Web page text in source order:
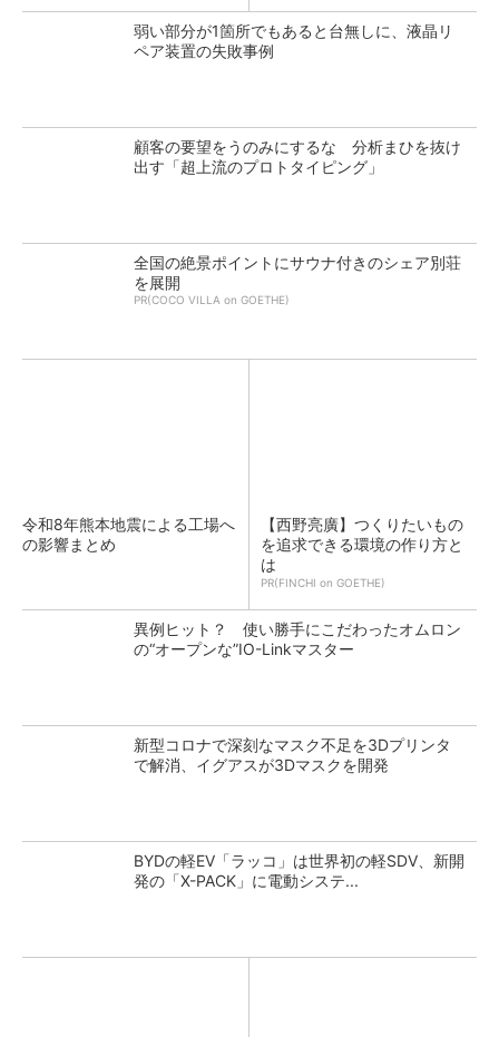
弱い部分が1箇所でもあると台無しに、液晶リ
ペア装置の失敗事例
顧客の要望をうのみにするな 分析まひを抜け
出す「超上流のプロトタイピング」
全国の絶景ポイントにサウナ付きのシェア別荘
を展開
PR(COCO VILLA on GOETHE)
令和8年熊本地震による工場へ
の影響まとめ
【西野亮廣】つくりたいもの
を追求できる環境の作り方と
は
PR(FINCHI on GOETHE)
異例ヒット？ 使い勝手にこだわったオムロン
の“オープンな”IO-Linkマスター
新型コロナで深刻なマスク不足を3Dプリンタ
で解消、イグアスが3Dマスクを開発
BYDの軽EV「ラッコ」は世界初の軽SDV、新開
発の「X-PACK」に電動システ...